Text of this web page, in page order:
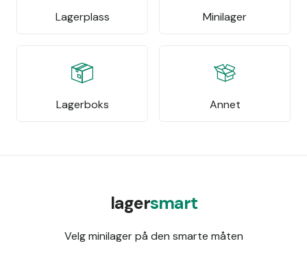
Lagerplass Minilager
Lagerboks Annet
lagersmart
Velg minilager på den smarte måten